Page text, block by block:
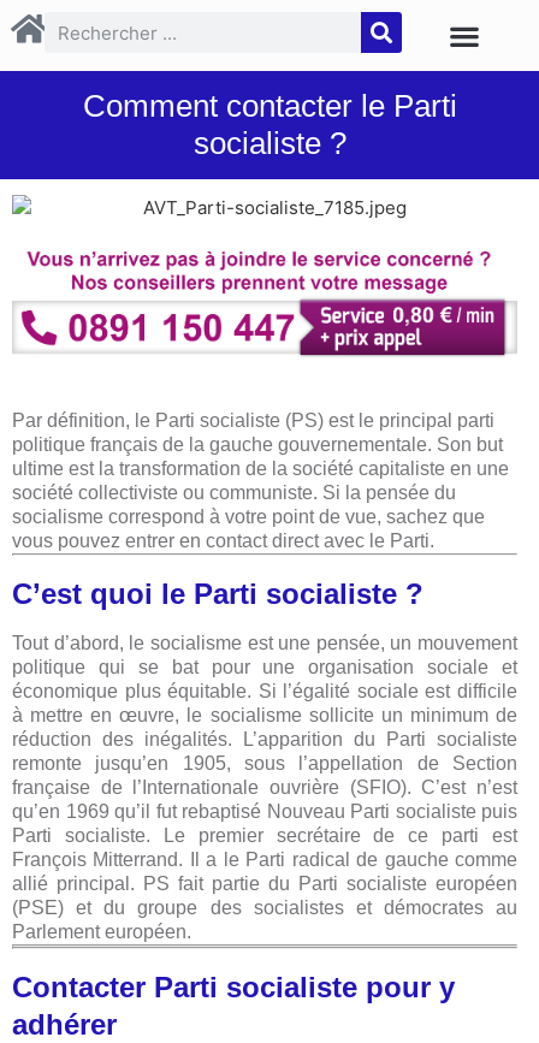
Comment contacter le Parti
socialiste ?
Par définition, le Parti socialiste (PS) est le principal parti
politique français de la gauche gouvernementale. Son but
ultime est la transformation de la société capitaliste en une
société collectiviste ou communiste. Si la pensée du
socialisme correspond à votre point de vue, sachez que
vous pouvez entrer en contact direct avec le Parti.
C’est quoi le Parti socialiste ?
Tout d’abord, le socialisme est une pensée, un mouvement
politique qui se bat pour une organisation sociale et
économique plus équitable. Si l’égalité sociale est difficile
à mettre en œuvre, le socialisme sollicite un minimum de
réduction des inégalités. L’apparition du Parti socialiste
remonte jusqu’en 1905, sous l’appellation de Section
française de l’Internationale ouvrière (SFIO). C’est n’est
qu’en 1969 qu’il fut rebaptisé Nouveau Parti socialiste puis
Parti socialiste. Le premier secrétaire de ce parti est
François Mitterrand. Il a le Parti radical de gauche comme
allié principal. PS fait partie du Parti socialiste européen
(PSE) et du groupe des socialistes et démocrates au
Parlement européen.
Contacter Parti socialiste pour y
adhérer